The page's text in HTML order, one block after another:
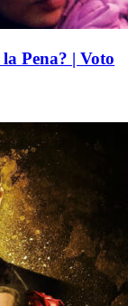
Pena? | Voto